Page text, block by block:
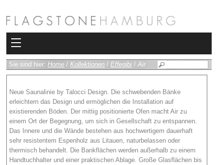
Kollektionen
Bad
Heizkörper
Fliesen
Sauna und Hamam
Sie sind hier: Home / Kollektionen / Effegibi /Air
Neue Saunalinie by Talocci Design. Die schwebenden Bänke
erleichtern das Design und ermöglichen die Installation auf
existierenden Böden. Der mittig positionierte Ofen macht Air zu
einem Ort der Begegnung, um sich in Gesellschaft zu entspannen.
Das Innere und die Wände bestehen aus hochwertigem dauerhaft
sehr resistentem Espenholz aus Litauen, naturbelassen oder
thermisch behandelt. Die Bankflächen werden außerhalb zu einem
Handtuchhalter und einer praktischen Ablage. Große Glasflächen bis